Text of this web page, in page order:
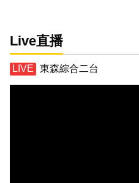
Live直播
東森綜合二台